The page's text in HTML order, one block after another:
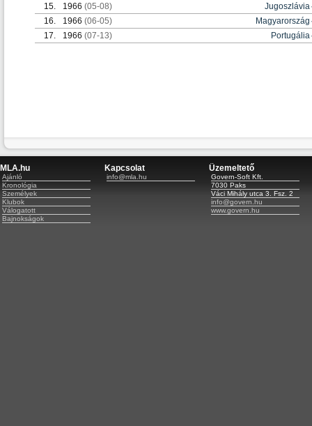
15.
1966 (05-08) Jugoszlávia
16.
1966 (06-05) Magyarország
17.
1966 (07-13) Portugália
MLA.hu
Ajánló
Kronológia
Személyek
Klubok
Válogatott
Bajnokságok
Kapcsolat
info@mla.hu
Üzemeltető
Govern-Soft Kft.
7030 Paks
Váci Mihály utca 3. Fsz. 2
info@govern.hu
www.govern.hu